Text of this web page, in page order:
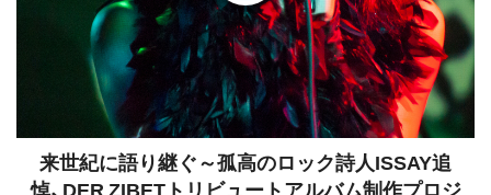
来世紀に語り継ぐ～孤高のロック詩人ISSAY追
悼、DER ZIBETトリビュートアルバム制作プロジ